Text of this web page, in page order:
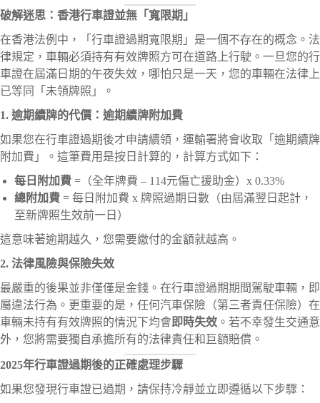
破解迷思：香港行車證並無「寬限期」
在香港法例中，「行車證過期寬限期」是一個不存在的概念。法
律規定，車輛必須持有有效牌照方可在道路上行駛。一旦您的行
車證在屆滿日期的午夜失效，哪怕只是一天，您的車輛在法律上
已等同「未領牌照」。
1. 逾期續牌的代價：逾期續牌附加費
如果您在行車證過期後才申請續領，運輸署將會收取「逾期續牌
附加費」。這筆費用是按日計算的，計算方式如下：
每日附加費 =（全年牌費 – 114元傷亡援助金）x 0.33%
總附加費 = 每日附加費 x 牌照過期日數（由屆滿翌日起計，
至新牌照生效前一日）
這意味著逾期越久，您需要繳付的金額就越高。
2. 法律風險與保險失效
最嚴重的後果並非僅僅是金錢。在行車證過期期間駕駛車輛，即
屬違法行為。更重要的是，任何汽車保險（第三者責任保險）在
車輛未持有有效牌照的情況下均會即時失效 。若不幸發生交通意
外，您將需要獨自承擔所有的法律責任和巨額賠償。
2025年行車證過期後的正確處理步驟
如果您發現行車證已過期，請保持冷靜並立即遵循以下步驟：